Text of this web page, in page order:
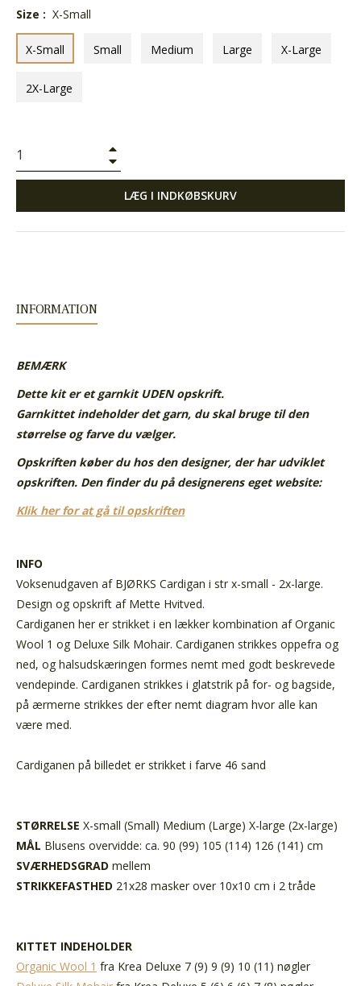
Size : X-Small
X-Small Small Medium Large X-Large
2X-Large
LÆG I INDKØBSKURV
INFORMATION
BEMÆRK
Dette kit er et garnkit UDEN opskrift.
Garnkittet indeholder det garn, du skal bruge til den
størrelse og farve du vælger.
Opskriften køber du hos den designer, der har udviklet
opskriften. Den finder du på designerens eget website:
Klik her for at gå til opskriften
INFO
Voksenudgaven af BJØRKS Cardigan i str x-small - 2x-large.
Design og opskrift af Mette Hvitved.
Cardiganen her er strikket i en lækker kombination af Organic
Wool 1 og Deluxe Silk Mohair. Cardiganen strikkes oppefra og
ned, og halsudskæringen formes nemt med godt beskrevede
vendepinde. Cardiganen strikkes i glatstrik på for- og bagside,
på ærmerne strikkes der efter nemt diagram hvor alle kan
være med.
Cardiganen på billedet er strikket i farve 46 sand
STØRRELSE X-small (Small) Medium (Large) X-large (2x-large)
MÅL Blusens overvidde: ca. 90 (99) 105 (114) 126 (141) cm
SVÆRHEDSGRAD mellem
STRIKKEFASTHED 21x28 masker over 10x10 cm i 2 tråde
KITTET INDEHOLDER
Organic Wool 1 fra Krea Deluxe 7 (9) 9 (9) 10 (11) nøgler